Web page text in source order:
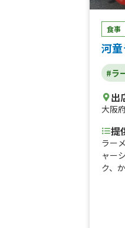
食事
河
#ラ
出
大阪
提
ラー
ャー
ク、